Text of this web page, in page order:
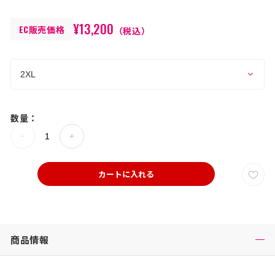
EC販売価格 ¥13,200 （税込）
数量：
カートに入れる
商品情報